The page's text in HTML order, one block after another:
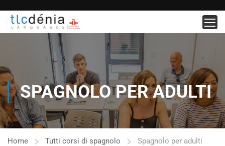
SPAGNOLO PER ADULTI
Home Tutti corsi di spagnolo Spagnolo per adulti